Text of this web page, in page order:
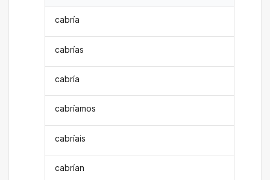
cabría
cabrías
cabría
cabríamos
cabríais
cabrían